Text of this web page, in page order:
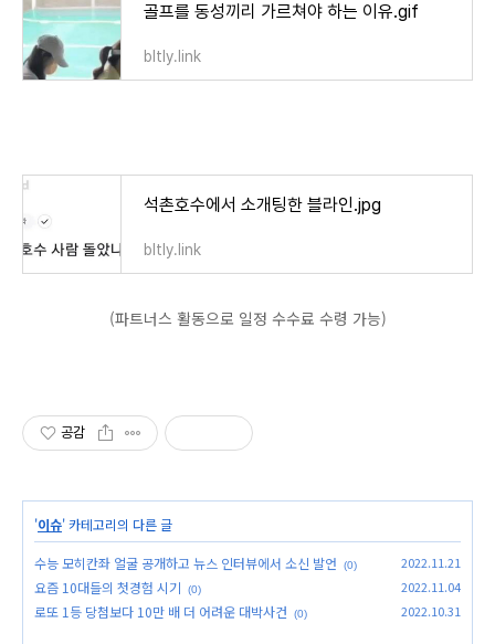
골프를 동성끼리 가르쳐야 하는 이유.gif
bltly.link
석촌호수에서 소개팅한 블라인.jpg
bltly.link
(파트너스 활동으로 일정 수수료 수령 가능)
공감
'이슈' 카테고리의 다른 글
수능 모히칸좌 얼굴 공개하고 뉴스 인터뷰에서 소신 발언 (0) 2022.11.21
요즘 10대들의 첫경험 시기 (0) 2022.11.04
로또 1등 당첨보다 10만 배 더 어려운 대박사건 (0) 2022.10.31